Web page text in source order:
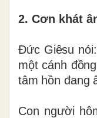
2. Cơn khát
Đức Giêsu nói:
một cánh
tâm hồn đang
Con người